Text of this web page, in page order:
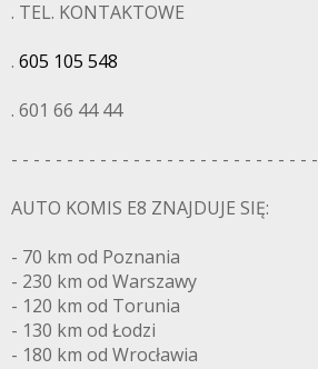
. TEL. KONTAKTOWE
. 605 105 548
. 601 66 44 44
- - - - - - - - - - - - - - - - - - - - - - - - - - -
AUTO KOMIS E8 ZNAJDUJE SIĘ:
- 70 km od Poznania
- 230 km od Warszawy
- 120 km od Torunia
- 130 km od Łodzi
- 180 km od Wrocławia